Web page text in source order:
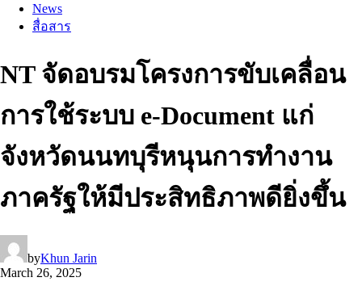
News
สื่อสาร
NT จัดอบรมโครงการขับเคลื่อน
การใช้ระบบ e-Document แก่
จังหวัดนนทบุรีหนุนการทำงาน
ภาครัฐให้มีประสิทธิภาพดียิ่งขึ้น
byKhun Jarin
March 26, 2025